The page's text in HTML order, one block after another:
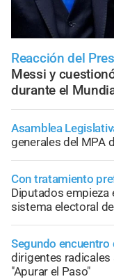
Reacción del
Messi y
durante el
Asamblea
generales del MPA
Con tratamiento
Diputados empieza
sistema electoral
Segundo
dirigentes
"Apurar el Paso"